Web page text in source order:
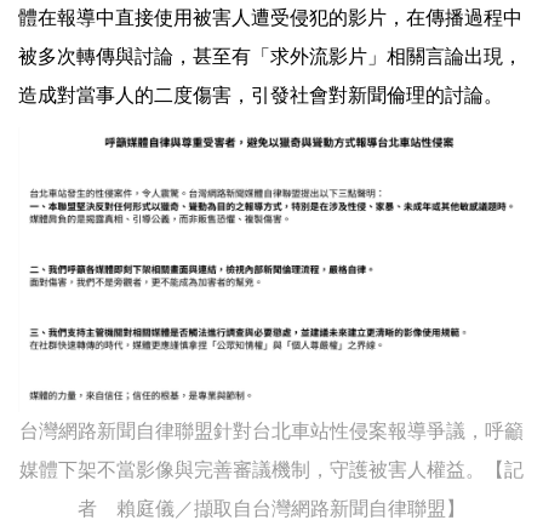
體在報導中直接使用被害人遭受侵犯的影片，在傳播過程中
被多次轉傳與討論，甚至有「求外流影片」相關言論出現，
造成對當事人的二度傷害，引發社會對新聞倫理的討論。
台灣網路新聞自律聯盟針對台北車站性侵案報導爭議，呼籲
媒體下架不當影像與完善審議機制，守護被害人權益。【記
者 賴庭儀／擷取自台灣網路新聞自律聯盟】